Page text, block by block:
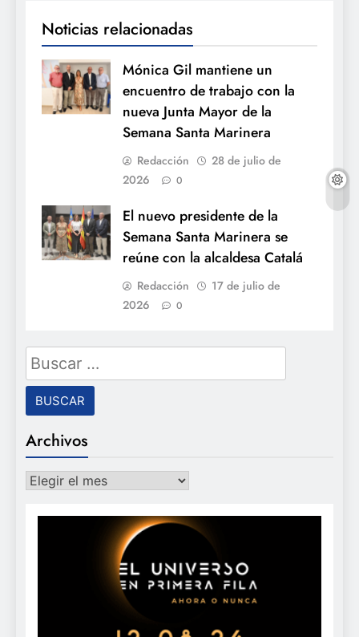
Noticias relacionadas
Mónica Gil mantiene un
encuentro de trabajo con la
nueva Junta Mayor de la
Semana Santa Marinera
Redacción
28 de julio de
2026
0
El nuevo presidente de la
Semana Santa Marinera se
reúne con la alcaldesa Catalá
Redacción
17 de julio de
2026
0
Buscar:
Archivos
Archivos